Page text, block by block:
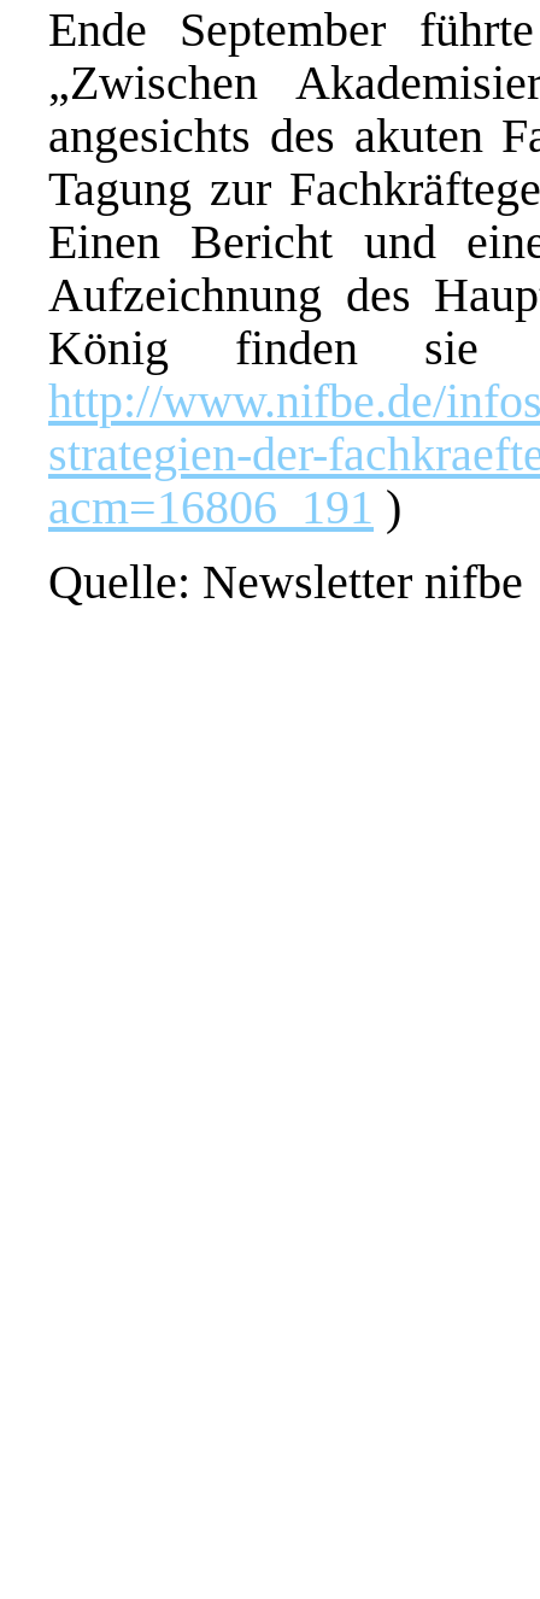
Ende September
„Zwischen
angesichts des akuten
Tagung zur
Einen Bericht und
Aufzeichnung des
König finden sie
http://www.nifbe.de/
strategien-der-
acm=16806_191 )
Quelle: Newsletter nifbe